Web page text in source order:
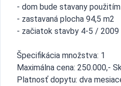
- dom bude stavany
- zastavaná plocha 94,5 m2
- začiatok stavby 4-5 / 2009
Špecifikácia množstva: 1
Maximálna cena: 250.000,-
Platnosť dopytu: dva